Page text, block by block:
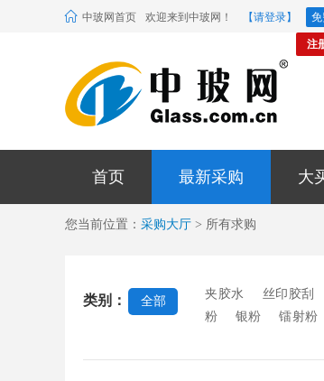
中玻网首页 欢迎来到中玻网！ 【请登录】
注
首页 最新采购 大
您当前位置： 采购大厅 > 所有求购
类别： 全部
夹胶水 丝印胶刮
粉
银粉 镭射粉
封胶
中空玻璃硅